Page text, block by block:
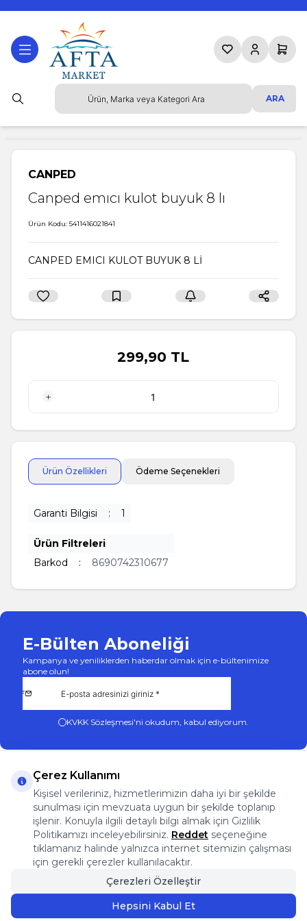
ARA
Favorilerim
HesabımSepetim
CANPED
Canped emıcı kulot buyuk 8 lı
Ürün Kodu: 5411416021841
CANPED EMICI KULOT BUYUK 8 Lİ
299,90 TL
Sepete Ekle
Ürün Özellikleri Ödeme Seçenekleri
Garanti Bilgisi : 1
Ürün Filtreleri
Barkod
: 8690742310677
E-Bülten Aboneliği
Kampanya ve yeniliklerden haberdar olmak için e-bültenimize
abone olun!
KVKK Sözleşmesi'ni okudum, kabul ediyorum.
App StorePlay Store
FacebookInstagram
Önemli Bilgiler
Önemli Bilgiler
Hızlı Erişim
Çerez Kullanımı
Kişisel verileriniz, hizmetlerimizin daha iyi bir şekilde
sunulması için mevzuata uygun bir şekilde toplanıp
işlenir. Konuyla ilgili detaylı bilgi almak için Gizlilik
Politikamızı inceleyebilirsiniz. Reddet seçeneğine
tıklamanız halinde yalnızca internet sitemizin çalışması
için gerekli çerezler kullanılacaktır.
Çerezleri Özelleştir
Hepsini Kabul Et